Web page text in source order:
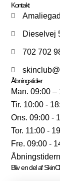
Kontakt
Dieselvej
702 702
Åbningstider
Man. 09:00 –
Tir. 10:00 -
Ons. 09:00 -
Tor. 11:00 -
Fre. 09:00 -
Bliv en del af